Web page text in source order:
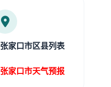
张家口市区县列表
张家口市天气预报